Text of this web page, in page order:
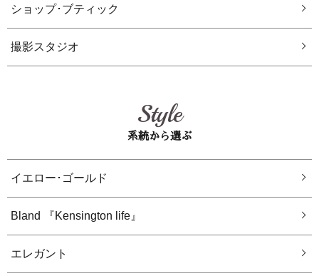
ショップ･ブティック
撮影スタジオ
Style
系統から選ぶ
イエロー･ゴールド
Bland 『Kensington life』
エレガント